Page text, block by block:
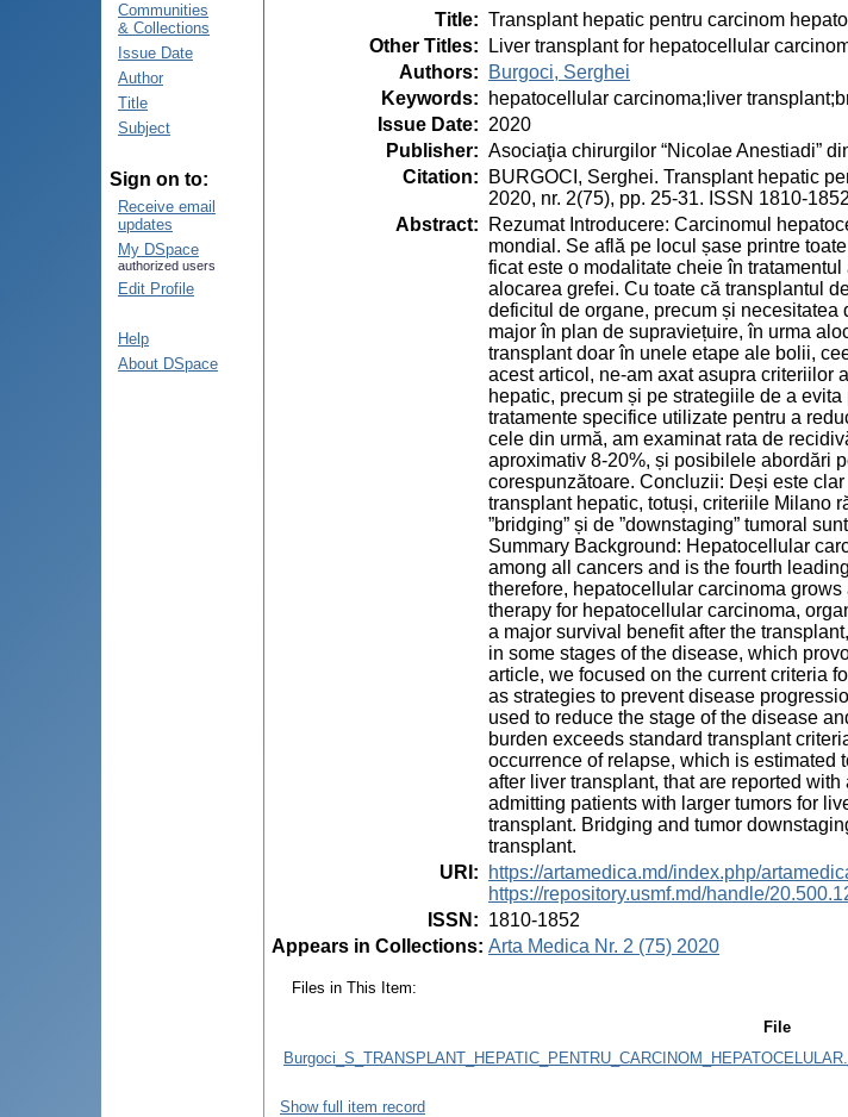
Communities
& Collections
Issue Date
Author
Title
Subject
Sign on to:
Receive email
updates
My DSpace
authorized users
Edit Profile
Help
About DSpace
Title: Transplant hepatic pentru carcinom
Other Titles:
Liver transplant for hepatocellular
Authors:
Burgoci, Serghei
Keywords:
hepatocellular carcinoma;liver
Issue Date: 2020
Publisher: Asociaţia chirurgilor “Nicolae Anestiadi”
Citation:
BURGOCI, Serghei. Transplant hepatic
2020, nr. 2(75), pp. 25-31. ISSN 1810-
Abstract:
Rezumat Introducere: Carcinomul
mondial. Se află pe locul șase printre
ficat este o modalitate cheie în
alocarea grefei. Cu toate că transplantul
deficitul de organe, precum și
major în plan de supraviețuire, în urma
transplant doar în unele etape ale bolii,
acest articol, ne-am axat asupra criteriilor
hepatic, precum și pe strategiile de a
tratamente specifice utilizate pentru a
cele din urmă, am examinat rata de
aproximativ 8-20%, și posibilele abordări
corespunzătoare. Concluzii: Deși este
transplant hepatic, totuși, criteriile Milano
”bridging” și de ”downstaging” tumoral
Summary Background: Hepatocellular
among all cancers and is the fourth
therefore, hepatocellular carcinoma
therapy for hepatocellular carcinoma,
a major survival benefit after the
in some stages of the disease, which
article, we focused on the current criteria
as strategies to prevent disease
used to reduce the stage of the disease
burden exceeds standard transplant
occurrence of relapse, which is estimated
after liver transplant, that are reported
admitting patients with larger tumors for
transplant. Bridging and tumor
transplant.
URI :
https://artamedica.md/index.php/
https://repository.usmf.md/handle/
ISSN : 1810-1852
Appears in Collections: Arta Medica Nr. 2 (75) 2020
Files in This Item:
File
Show full item record